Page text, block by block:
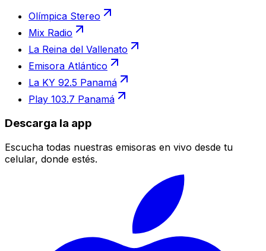
Olímpica Stereo
Mix Radio
La Reina del Vallenato
Emisora Atlántico
La KY 92.5 Panamá
Play 103.7 Panamá
Descarga la app
Escucha todas nuestras emisoras en vivo desde tu
celular, donde estés.